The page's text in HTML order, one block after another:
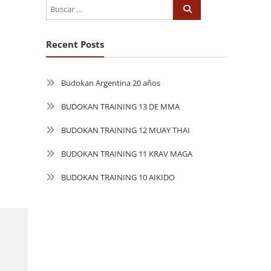
Recent Posts
Budokan Argentina 20 años
BUDOKAN TRAINING 13 DE MMA
BUDOKAN TRAINING 12 MUAY THAI
BUDOKAN TRAINING 11 KRAV MAGA
BUDOKAN TRAINING 10 AIKIDO